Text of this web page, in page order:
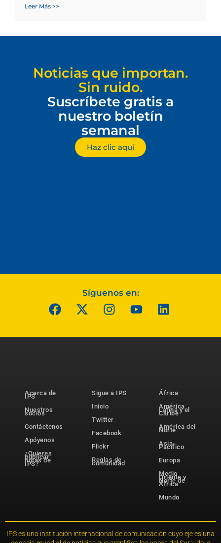
Leer Más >>
Noticias que importan.
Sin ruido.
Suscríbete gratis a
nuestro boletín
semanal
Haz clic aquí
Síguenos en:
Acerca de
IPS
Nuestros
socios
Contáctenos
Apóyenos
¿Quieres
publicar
notas de
IPS?
Sigue a IPS
Inicio
Twitter
Facebook
Flickr
Reglas de
comunidad
África
América
Latina y el
Caribe
América del
Norte
Asia-
Pacífico
Europa
Medio
Oriente y
Norte de
África
Mundo
IPS es una institución internacional de comunicación cuyo eje es una